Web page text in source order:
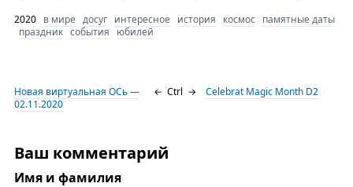
2020 в мире досуг интересное история космос памятные даты
праздник события юбилей
Новая виртуальная ОСь —
02.11.2020
← Ctrl → Celebrat Magic Month D2
Ваш комментарий
Имя и фамилия